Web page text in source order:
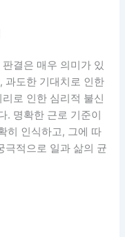
결은 매우 의미가 있
과도한 기대치로 인한
로 인한 심리적 불신
. 명확한 근로 기준이
히 인식하고, 그에 따
극적으로 일과 삶의 균